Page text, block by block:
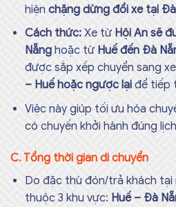
hiện chặng dừng đổi xe tại
Cách thức:Xe từ Hội An sẽ
Nẵng hoặc từ Huế đến Đà
được sắp xếp chuyển sang
– Huế hoặc ngược lạiđể tiếp
Việc này giúp tối ưu hóa
có chuyến khởi hành đúng
C. Tổng thời gian di chuyển
Do đặc thù đón/trả khách tại
thuộc 3 khu vực: Huế – Đà